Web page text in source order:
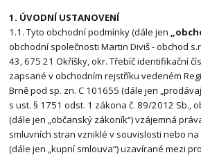
1. ÚVODNÍ USTANOVENÍ
1.1. Tyto obchodní podmínky (dále jen
obchodní společnosti Martin Diviš - obchod
43, 675 21 Okříšky, okr. Třebíč identifikační
zapsané v obchodním rejstříku vedeném
Brně pod sp. zn. C 101655 (dále jen
s ust. § 1751 odst. 1 zákona č. 89/2012 Sb.,
(dále jen „občanský zákoník“) vzájemná
smluvních stran vzniklé v souvislosti nebo
(dále jen „kupní smlouva“) uzavírané mezi